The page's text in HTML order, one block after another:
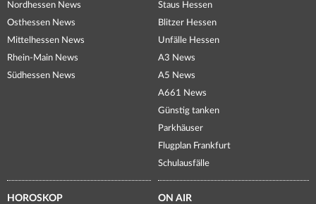
Nordhessen News
Osthessen News
Mittelhessen News
Rhein-Main News
Südhessen News
Staus Hessen
Blitzer Hessen
Unfälle Hessen
A3 News
A5 News
A661 News
Günstig tanken
Parkhäuser
Flugplan Frankfurt
Schulausfälle
HOROSKOP ON AIR